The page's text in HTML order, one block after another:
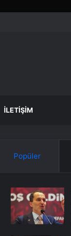
İLETIŞIM
Popüler